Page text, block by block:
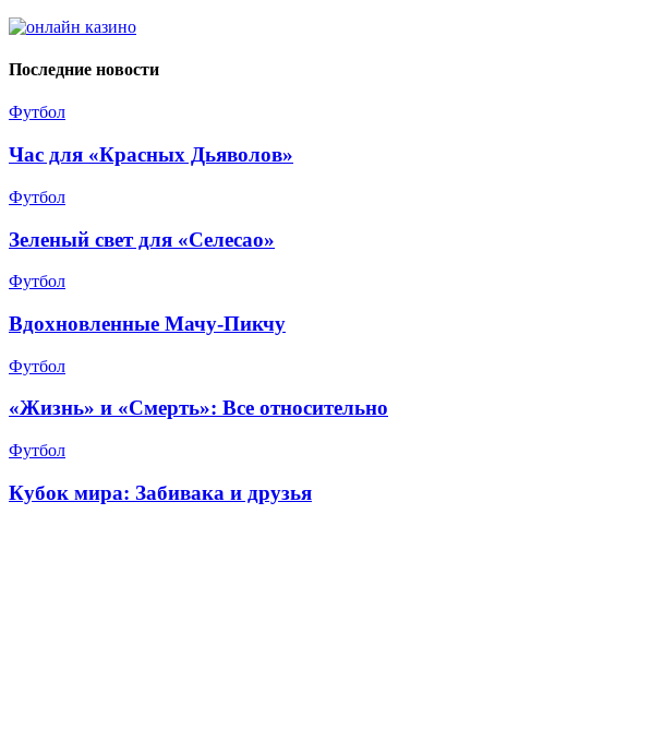
Последние новости
Футбол
Час для «Красных Дьяволов»
Футбол
Зеленый свет для «Селесао»
Футбол
Вдохновленные Мачу-Пикчу
Футбол
«Жизнь» и «Смерть»: Все относительно
Футбол
Кубок мира: Забивака и друзья